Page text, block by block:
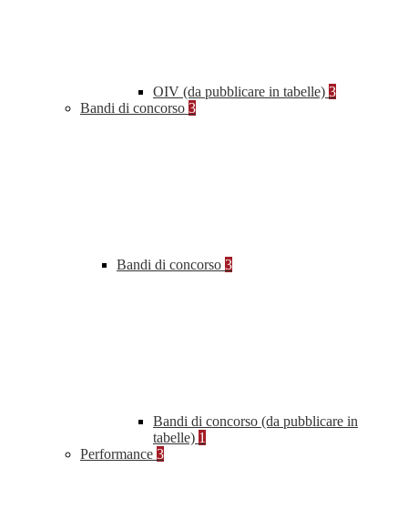
OIV (da pubblicare in tabelle) 3
Bandi di concorso 3
Bandi di concorso 3
Bandi di concorso (da pubblicare in
tabelle) 1
Performance 3